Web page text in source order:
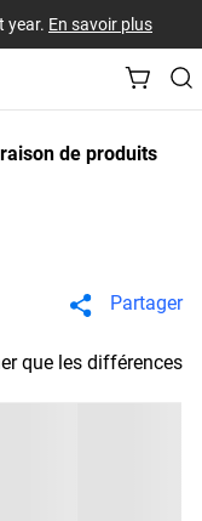
year. En savoir plus
de produits
Partager
que les différences